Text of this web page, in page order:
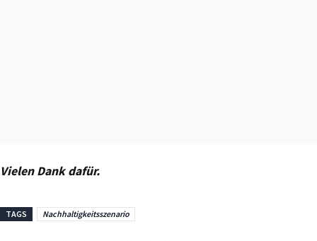
Vielen Dank dafür.
TAGS Nachhaltigkeitsszenario